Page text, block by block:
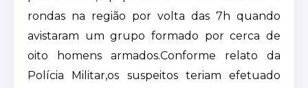
rondas na região por volta das 7h quando
avistaram um grupo formado por cerca de
oito homens armados.Conforme relato da
Polícia Militar,os suspeitos teriam efetuado